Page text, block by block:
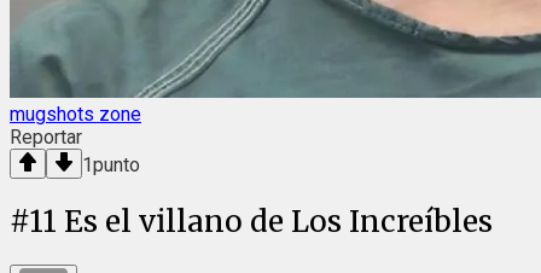
mugshots zone
Reportar
1punto
#11 Es el villano de Los Increíbles